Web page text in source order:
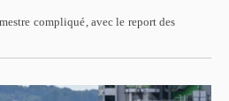
compliqué, avec le report des